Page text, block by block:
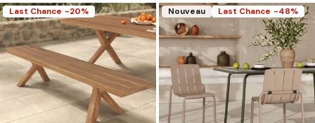
Last Chance -20% Nouveau Last Chance -48%